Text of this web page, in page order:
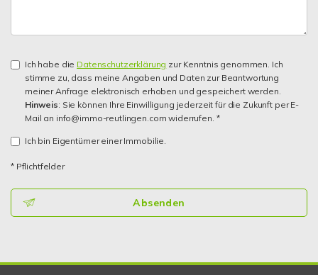
Ich habe die Datenschutzerklärung zur Kenntnis genommen. Ich
stimme zu, dass meine Angaben und Daten zur Beantwortung
meiner Anfrage elektronisch erhoben und gespeichert werden.
Hinweis: Sie können Ihre Einwilligung jederzeit für die Zukunft per E-
Mail an info@immo-reutlingen.com widerrufen. *
Ich bin Eigentümer einer Immobilie.
* Pflichtfelder
Absenden